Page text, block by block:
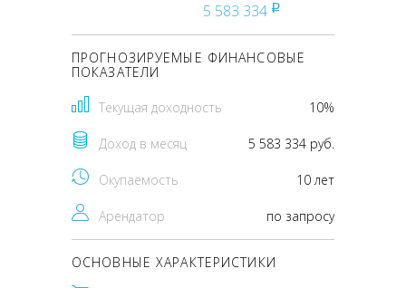
5 583 334 pуб
ПРОГНОЗИРУЕМЫЕ ФИНАНСОВЫЕ
ПОКАЗАТЕЛИ
Текущая доходность 10%
Доход в месяц 5 583 334 руб.
Окупаемость 10 лет
Арендатор по запросу
ОСНОВНЫЕ ХАРАКТЕРИСТИКИ